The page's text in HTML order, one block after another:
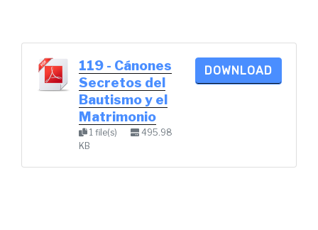
119 - Cánones
Secretos del
Bautismo y el
Matrimonio
1 file(s)
495.98
KB
DOWNLOAD